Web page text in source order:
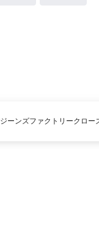
ジーンズファクトリークロー